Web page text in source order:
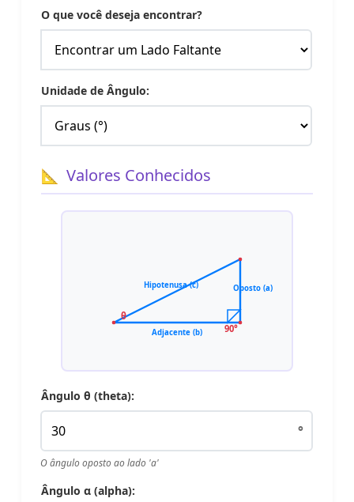
O que você deseja encontrar?
Unidade de Ângulo:
Valores Conhecidos
Adjacente (b)
Oposto (a)
Hipotenusa (c)
θ
90°
Ângulo θ (theta):
°
O ângulo oposto ao lado 'a'
Ângulo α (alpha):